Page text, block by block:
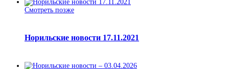
Смотреть позже
Норильские новости 17.11.2021